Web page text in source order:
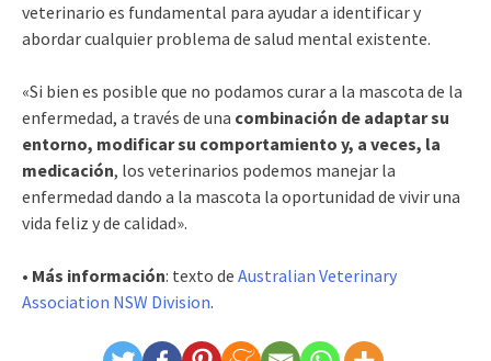
veterinario es fundamental para ayudar a identificar y
abordar cualquier problema de salud mental existente.
«Si bien es posible que no podamos curar a la mascota de la
enfermedad, a través de una combinación de adaptar su
entorno, modificar su comportamiento y, a veces, la
medicación, los veterinarios podemos manejar la
enfermedad dando a la mascota la oportunidad de vivir una
vida feliz y de calidad».
• Más información: texto de Australian Veterinary
Association NSW Division.